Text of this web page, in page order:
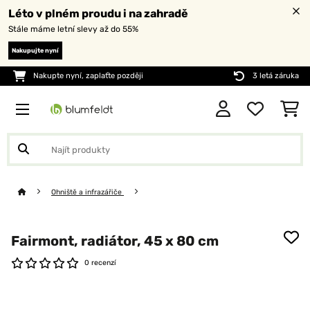
Léto v plném proudu i na zahradě
Stále máme letní slevy až do 55%
Nakupujte nyní
Nakupte nyní, zaplaťte později 3 letá záruka
Ohniště a infrazářiče
Fairmont, radiátor, 45 x 80 cm
0 recenzí